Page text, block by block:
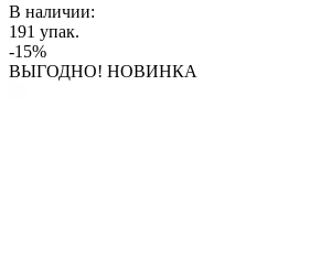
В наличии:
191 упак.
-15%
ВЫГОДНО! НОВИНКА